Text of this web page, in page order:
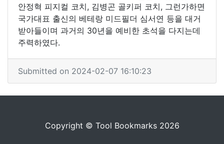
안정혁 피지컬 코치, 김병곤 골키퍼 코치, 그런가하면
국가대표 출신의 베테랑 미드필더 심서연 등을 대거
받아들이며 과거의 30년을 예비한 초석을 다지는데
주력하였다.
Submitted on 2024-02-07 16:10:23
Copyright © Tool Bookmarks 2026